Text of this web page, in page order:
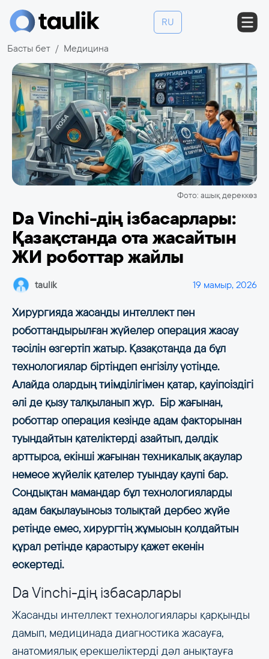
RU
Басты бет Медицина
Фото: ашық дереккөз
Da Vinchi-дің ізбасарлары:
Қазақстанда ота жасайтын
ЖИ роботтар жайлы
taulik 19 мамыр, 2026
Хирургияда жасанды интеллект пен
роботтандырылған жүйелер операция жасау
тәсілін өзгертіп жатыр. Қазақстанда да бұл
технологиялар біртіндеп енгізілу үстінде.
Алайда олардың тиімділігімен қатар, қауіпсіздігі
әлі де қызу талқыланып жүр. Бір жағынан,
роботтар операция кезінде адам факторынан
туындайтын қателіктерді азайтып, дәлдік
арттырса, екінші жағынан техникалық ақаулар
немесе жүйелік қателер туындау қаупі бар.
Сондықтан мамандар бұл технологияларды
адам бақылауынсыз толықтай дербес жүйе
ретінде емес, хирургтің жұмысын қолдайтын
құрал ретінде қарастыру қажет екенін
ескертеді.
Da Vinchi-дің ізбасарлары
Жасанды интеллект технологиялары қарқынды
дамып, медицинада диагностика жасауға,
анатомиялық ерекшеліктерді дәл анықтауға